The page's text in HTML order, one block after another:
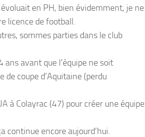
évoluait en PH, bien évidemment, je ne
licence de football.
sommes parties dans le club
ans avant que l’équipe ne soit
coupe d’Aquitaine (perdu
à Colayrac (47) pour créer une équipe
continue encore aujourd’hui.